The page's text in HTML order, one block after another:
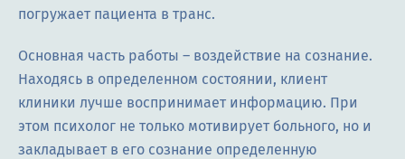
погружает пациента в транс.
Основная часть работы – воздействие на сознание.
Находясь в определенном состоянии, клиент
клиники лучше воспринимает информацию. При
этом психолог не только мотивирует больного, но и
закладывает в его сознание определенную